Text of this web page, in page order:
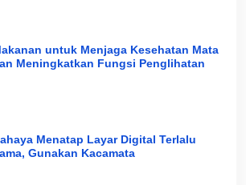
untuk Menjaga Kesehatan Mata
Meningkatkan Fungsi Penglihatan
Menatap Layar Digital Terlalu
Gunakan Kacamata